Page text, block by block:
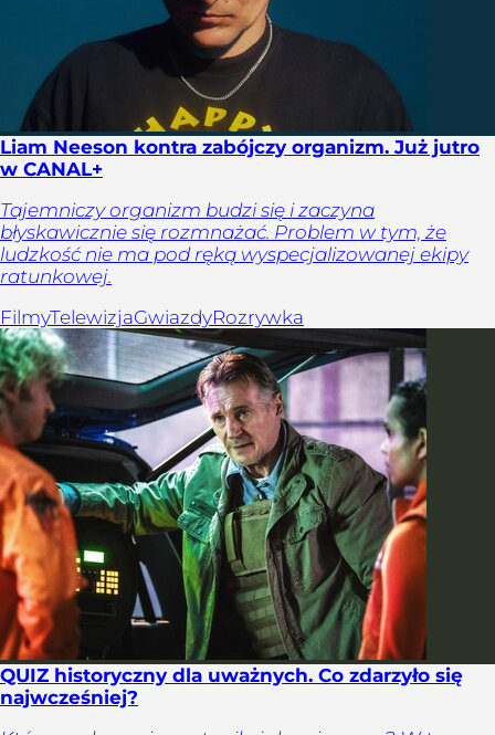
Liam Neeson kontra zabójczy organizm. Już jutro
w CANAL+
Tajemniczy organizm budzi się i zaczyna
błyskawicznie się rozmnażać. Problem w tym, że
ludzkość nie ma pod ręką wyspecjalizowanej ekipy
ratunkowej.
FilmyTelewizjaGwiazdyRozrywka
QUIZ historyczny dla uważnych. Co zdarzyło się
najwcześniej?